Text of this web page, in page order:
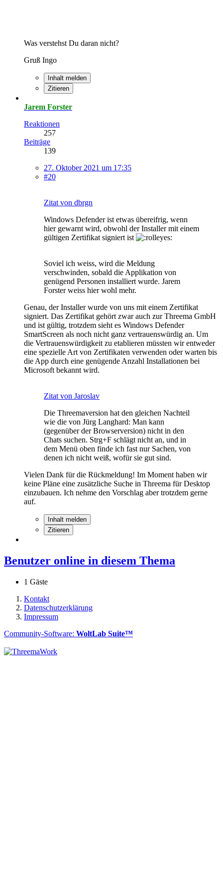
Was verstehst Du daran nicht?
Gruß Ingo
Inhalt melden
Zitieren
Jarem Forster
Reaktionen
257
Beiträge
139
27. Oktober 2021 um 17:35
#20
Zitat von dbrgn
Windows Defender ist etwas übereifrig, wenn
hier gewarnt wird, obwohl der Installer mit einem
gültigen Zertifikat signiert ist
Soviel ich weiss, wird die Meldung
verschwinden, sobald die Applikation von
genügend Personen installiert wurde. Jarem
Forster weiss hier wohl mehr.
Genau, der Installer wurde von uns mit einem Zertifikat
signiert. Das Zertifikat gehört zwar auch zur Threema GmbH
und ist gültig, trotzdem sieht es Windows Defender
SmartScreen als noch nicht ganz vertrauenswürdig an. Um
die Vertrauenswürdigkeit zu etablieren müssten wir entweder
eine spezielle Art von Zertifikaten verwenden oder warten bis
die App durch eine genügende Anzahl Installationen bei
Microsoft bekannt wird.
Zitat von Jaroslav
Die Threemaversion hat den gleichen Nachteil
wie die von Jürg Langhard: Man kann
(gegenüber der Browserversion) nicht in den
Chats suchen. Strg+F schlägt nicht an, und in
dem Menü oben finde ich fast nur Sachen, von
denen ich nicht weiß, wofür sie gut sind.
Vielen Dank für die Rückmeldung! Im Moment haben wir
keine Pläne eine zusätzliche Suche in Threema für Desktop
einzubauen. Ich nehme den Vorschlag aber trotzdem gerne
auf.
Inhalt melden
Zitieren
Benutzer online in diesem Thema
1 Gäste
Kontakt
Datenschutzerklärung
Impressum
Community-Software: WoltLab Suite™